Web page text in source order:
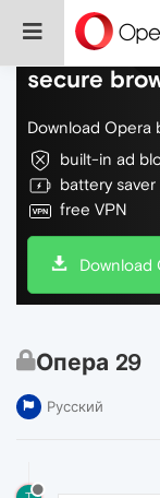
Do more
secure
Download Opera
built-in ad
battery saver
free VPN
Download
Опера 29
Русский